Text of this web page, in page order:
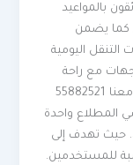
بالمواعيد
يضمن
اليومية
مع راحة
تامة وأسعار مناسبة لجميع الرحلات. تواصل معنا 55882521
واحدة
تهدف إلى
للمستخدمين.